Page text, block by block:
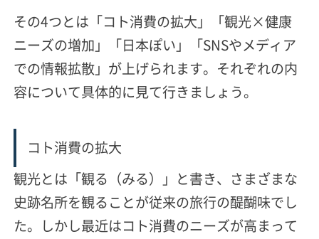
その4つとは「コト消費の拡大」「観光×健康
ニーズの増加」「日本ぽい」「SNSやメディア
での情報拡散」が上げられます。それぞれの内
容について具体的に見て行きましょう。
コト消費の拡大
観光とは「観る（みる）」と書き、さまざまな
史跡名所を観ることが従来の旅行の醍醐味でし
た。しかし最近はコト消費のニーズが高まって